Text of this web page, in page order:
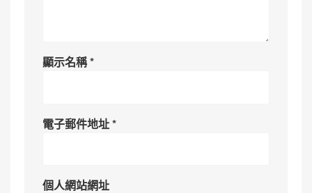
顯示名稱*
電子郵件地址*
個人網站網址